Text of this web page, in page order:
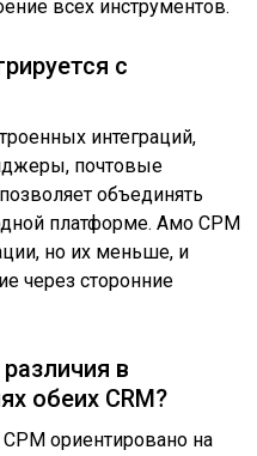
всех инструментов.
с
интеграций,
почтовые
объединять
платформе. Амо СРМ
но их меньше, и
через сторонние
в
обеих CRM?
ориентировано на